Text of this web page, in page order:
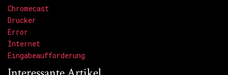
Chromecast
Drucker
Error
Internet
Eingabeaufforderung